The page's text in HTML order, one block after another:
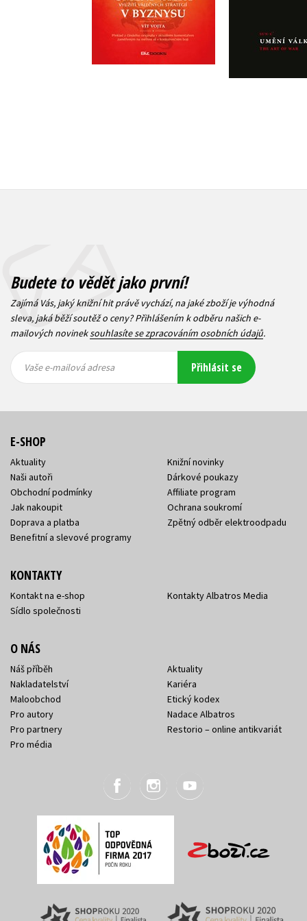
Do košíku
349 Kč
279 Kč 159 Kč
Budete to vědět jako první!
Zajímá Vás, jaký knižní hit právě vychází, na jaké zboží je výhodná
sleva, jaká běží soutěž o ceny? Přihlášením k odběru našich e-
mailových novineksouhlasíte se zpracováním osobních údajů.
mailová
mailová
Vaše e-mailová adresa Přihlásit se
E-SHOP
Aktuality
Naši autoři
Obchodní podmínky
Jak nakoupit
Doprava a platba
Benefitní a slevové programy
Knižní novinky
Dárkové poukazy
Affiliate program
Ochrana soukromí
Zpětný odběr elektroodpadu
KONTAKTY
Kontakt na e-shop
Sídlo společnosti
Kontakty Albatros Media
O NÁS
Náš příběh
Nakladatelství
Maloobchod
Pro autory
Pro partnery
Pro média
Aktuality
Kariéra
Etický kodex
Nadace Albatros
Restorio – online antikvariát